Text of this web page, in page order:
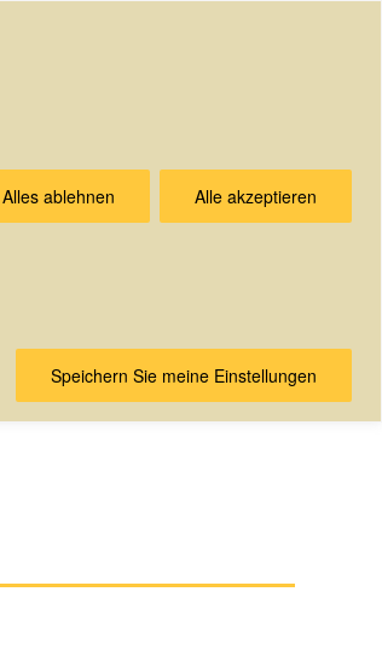
Alles ablehnen Alle akzeptieren
Speichern Sie meine Einstellungen